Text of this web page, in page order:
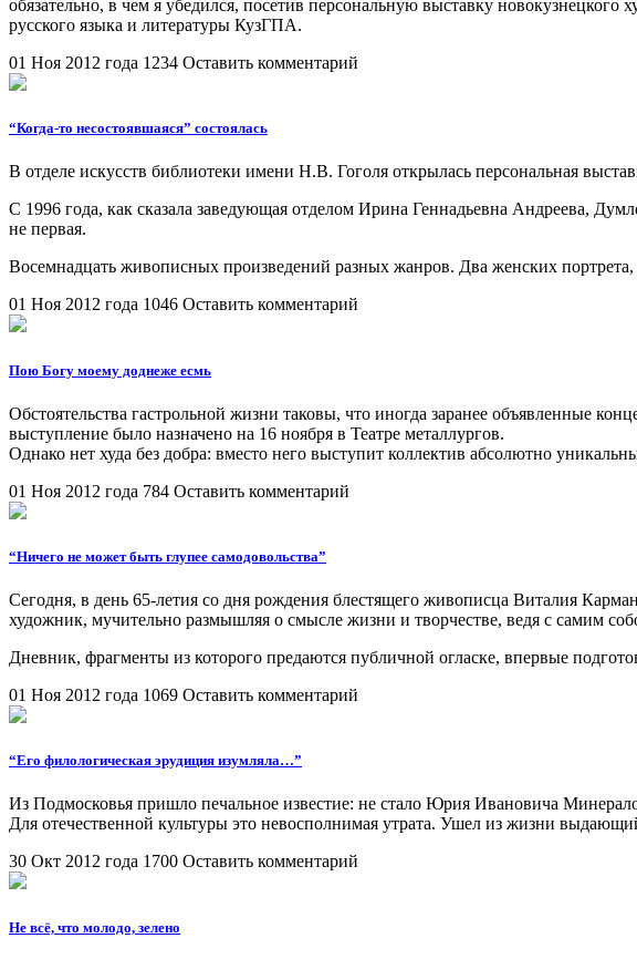
обязательно, в чем я убедился, посетив персональную выставку
русского языка и литературы КузГПА.
01 Ноя 2012 года 1234 Оставить комментарий
“Когда-то несостоявшаяся” состоялась
В отделе искусств библиотеки имени Н.В. Гоголя открылась персональная
С 1996 года, как сказала заведующая отделом Ирина Геннадьевна Андреева,
не первая.
Восемнадцать живописных произведений разных жанров. Два женских
01 Ноя 2012 года 1046 Оставить комментарий
Пою Богу моему доднеже есмь
Обстоятельства гастрольной жизни таковы, что иногда заранее объявленные
выступление было назначено на 16 ноября в Театре металлургов.
Однако нет худа без добра: вместо него выступит коллектив абсолютно
01 Ноя 2012 года 784 Оставить комментарий
“Ничего не может быть глупее самодовольства”
Сегодня, в день 65-летия со дня рождения блестящего живописца Виталия
художник, мучительно размышляя о смысле жизни и творчестве, ведя с самим
Дневник, фрагменты из которого предаются публичной огласке, впервые
01 Ноя 2012 года 1069 Оставить комментарий
“Его филологическая эрудиция изумляла…”
Из Подмосковья пришло печальное известие: не стало Юрия Ивановича
Для отечественной культуры это невосполнимая утрата. Ушел из жизни
30 Окт 2012 года 1700 Оставить комментарий
Не всё, что молодо, зелено